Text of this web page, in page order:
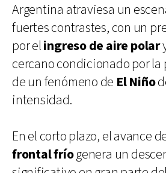
Argentina atraviesa un
fuertes contrastes, con un
por elingreso de aire polar
cercano condicionado por la
de un fenómeno de El Niño
intensidad.
En el corto plazo, el avance
frontal fríogenera un